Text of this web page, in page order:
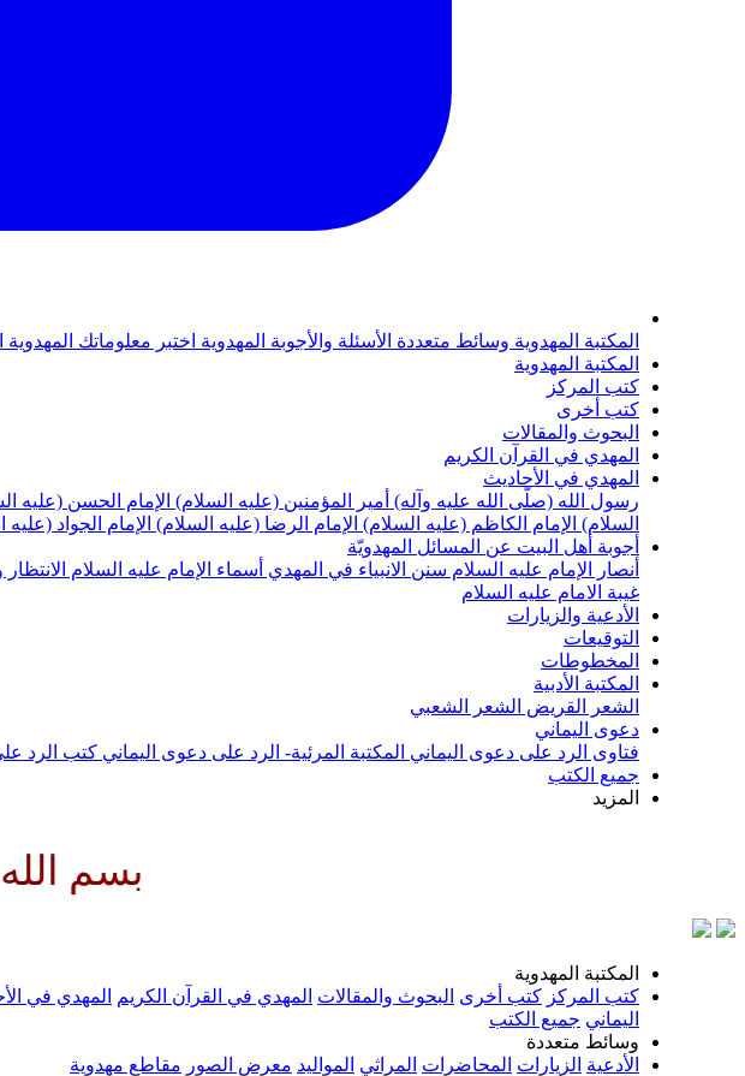
المكتبة المهدوية وسائط متعددة الأسئلة والأجوبة المهدوية اختبر معلوماتك المهدوية
المكتبة المهدوية
كتب المركز
كتب أخرى
البحوث والمقالات
المهدي في القرآن الكريم
المهدي في الأحاديث
رسول الله (صلّى الله عليه وآله) أمير المؤمنين (عليه السلام) الإمام الحسن (عليه
السلام) الإمام الكاظم (عليه السلام) الإمام الرضا (عليه السلام) الإمام الجواد (عليه
أجوبة أهل البيت عن المسائل المهدويّة
أنصار الإمام عليه السلام سنن الانبياء في المهدي أسماء الإمام عليه السلام
غيبة الامام عليه السلام
الأدعية والزيارات
التوقيعات
المخطوطات
المكتبة الأدبية
الشعر القريض الشعر الشعبي
دعوى اليماني
فتاوى الرد على دعوى اليماني المكتبة المرئية- الرد على دعوى اليماني كتب الرد
جميع الكتب
المزيد
بسم الله الرحمن
المكتبة المهدوية
كتب المركز كتب أخرى البحوث والمقالات المهدي في القرآن الكريم المهدي في
اليماني جميع الكتب
وسائط متعددة
الأدعية الزيارات المحاضرات المراثي المواليد معرض الصور مقاطع مهدوية